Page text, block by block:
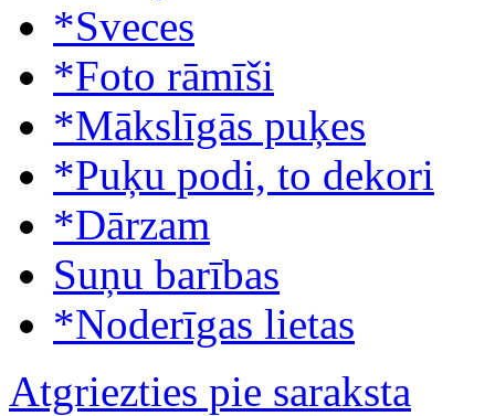
*Sveces
*Foto rāmīši
*Mākslīgās puķes
*Puķu podi, to dekori
*Dārzam
Suņu barības
*Noderīgas lietas
Atgriezties pie saraksta